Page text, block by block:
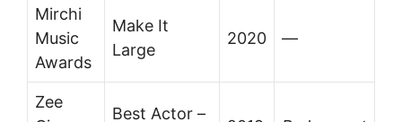
Mirchi
Music
Awards
Make It
Large
2020 —
Zee
Best Actor –